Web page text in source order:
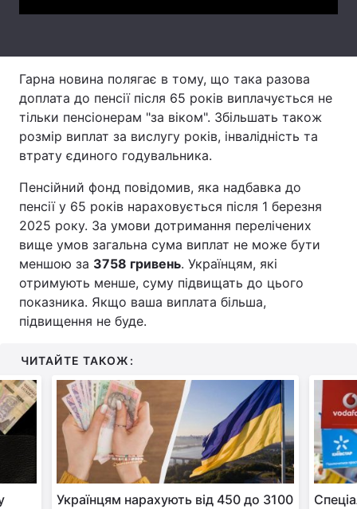
Гарна новина полягає в тому, що така разова
доплата до пенсії після 65 років виплачується не
тільки пенсіонерам "за віком". Збільшать також
розмір виплат за вислугу років, інвалідність та
втрату єдиного годувальника.
Пенсійний фонд повідомив, яка надбавка до
пенсії у 65 років нараховується після 1 березня
2025 року. За умови дотримання перелічених
вище умов загальна сума виплат не може бути
меншою за 3758 гривень. Українцям, які
отримують менше, суму підвищать до цього
показника. Якщо ваша виплата більша,
підвищення не буде.
ЧИТАЙТЕ ТАКОЖ:
Українцям нарахують від 450 до 3100